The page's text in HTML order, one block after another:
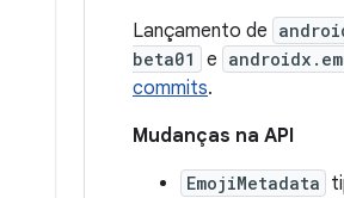
Lançamento de
beta01
e
commits.
Mudanças na API
EmojiMetadata